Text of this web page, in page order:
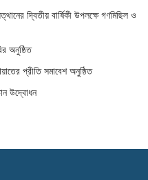
দ্বিতীয় বার্ষিকী উপলক্ষে গণমিছিল ও
অনুষ্ঠিত
প্রীতি সমাবেশ অনুষ্ঠিত
উদ্বোধন